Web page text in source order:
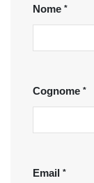
Nome
Cognome
Email